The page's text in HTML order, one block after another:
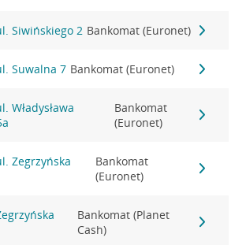
Siwińskiego 2 Bankomat (Euronet)
Suwalna 7 Bankomat (Euronet)
Władysława
Bankomat
(Euronet)
Zegrzyńska
Bankomat
(Euronet)
Bankomat (Planet
Cash)